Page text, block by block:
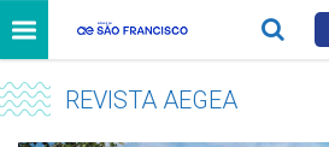
REVISTA AEGEA